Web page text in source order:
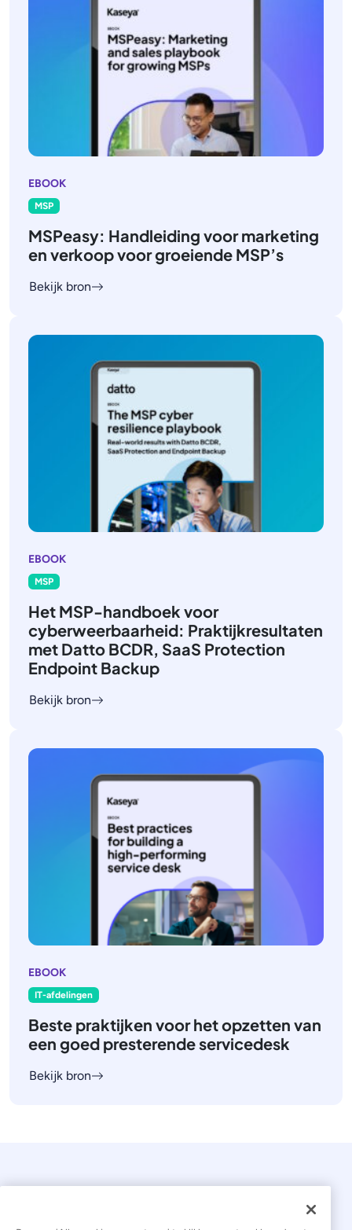
EBOOK
MSP
MSPeasy: Handleiding voor marketing
en verkoop voor groeiende MSP’s
Bekijk bron
EBOOK
MSP
Het MSP-handboek voor
cyberweerbaarheid: Praktijkresultaten
met Datto BCDR, SaaS Protection
Endpoint Backup
Bekijk bron
EBOOK
IT-afdelingen
Beste praktijken voor het opzetten van
een goed presterende servicedesk
Bekijk bron